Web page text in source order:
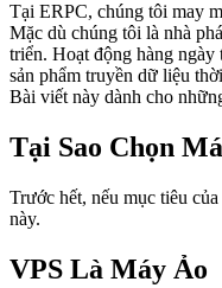
Tại ERPC, chúng tôi may
Mặc dù chúng tôi là nhà
triển. Hoạt động hàng
sản phẩm truyền dữ liệu
Bài viết này dành cho
Tại Sao Chọn
Trước hết, nếu mục tiêu
này.
VPS Là Máy Ảo